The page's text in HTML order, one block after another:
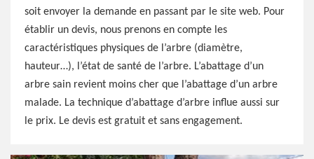
soit envoyer la demande en passant par le site web. Pour
établir un devis, nous prenons en compte les
caractéristiques physiques de l’arbre (diamètre,
hauteur…), l’état de santé de l’arbre. L’abattage d’un
arbre sain revient moins cher que l’abattage d’un arbre
malade. La technique d’abattage d’arbre influe aussi sur
le prix. Le devis est gratuit et sans engagement.